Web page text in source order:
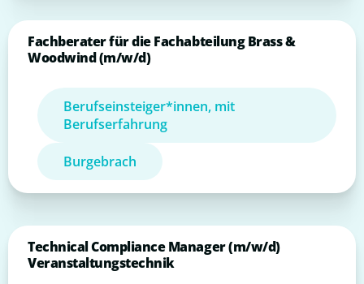
Fachberater für die Fachabteilung Brass &
Woodwind (m/w/d)
Berufseinsteiger*innen, mit
Berufserfahrung
Burgebrach
Technical Compliance Manager (m/w/d)
Veranstaltungstechnik